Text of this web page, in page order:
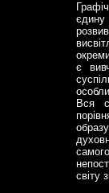
є
Вся
світу